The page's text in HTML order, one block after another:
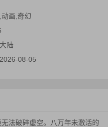
画,奇幻
陆
2026-08-05
法破碎虚空。八万年未激活的